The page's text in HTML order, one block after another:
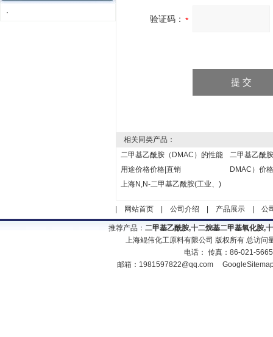
·
验证码：
相关同类产品：
二甲基乙酰胺（DMAC）的性能
用途价格价格|直销
二甲基乙酰
DMAC）价
上海N,N-二甲基乙酰胺(工业、)
网站首页| 公司介绍 产品展示| 公
推荐产品： 二甲基乙酰胺,十二烷基二甲基氧化胺,
上海鲲伟化工原料有限公司 版权所有 总访问
电话： 传真：86-021-
邮箱： 1981597822@qq.com